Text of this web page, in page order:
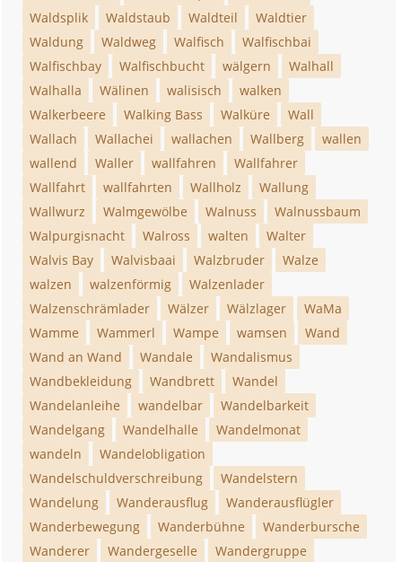
Waldsplik
Waldstaub Waldteil
Waldtier
Waldung
Waldweg Walfisch
Walfischbai
Walfischbay
Walfischbucht wälgern
Walhall
Walhalla
Wälinen walisisch
walken
Walkerbeere
Walking Bass Walküre
Wall
Wallach
Wallachei wallachen Wallberg
wallen
wallend
Waller wallfahren
Wallfahrer
Wallfahrt
wallfahrten Wallholz
Wallung
Wallwurz
Walmgewölbe Walnuss
Walnussbaum
Walpurgisnacht
Walross walten
Walter
Walvis Bay
Walvisbaai Walzbruder
Walze
walzen
walzenförmig
Walzenlader
Walzenschrämlader
Wälzer Wälzlager
WaMa
Wamme
Wammerl Wampe wamsen
Wand
Wand an Wand
Wandale
Wandalismus
Wandbekleidung
Wandbrett
Wandel
Wandelanleihe
wandelbar
Wandelbarkeit
Wandelgang
Wandelhalle
Wandelmonat
wandeln
Wandelobligation
Wandelschuldverschreibung
Wandelstern
Wandelung
Wanderausflug
Wanderausflügler
Wanderbewegung
Wanderbühne
Wanderbursche
Wanderer
Wandergeselle
Wandergruppe